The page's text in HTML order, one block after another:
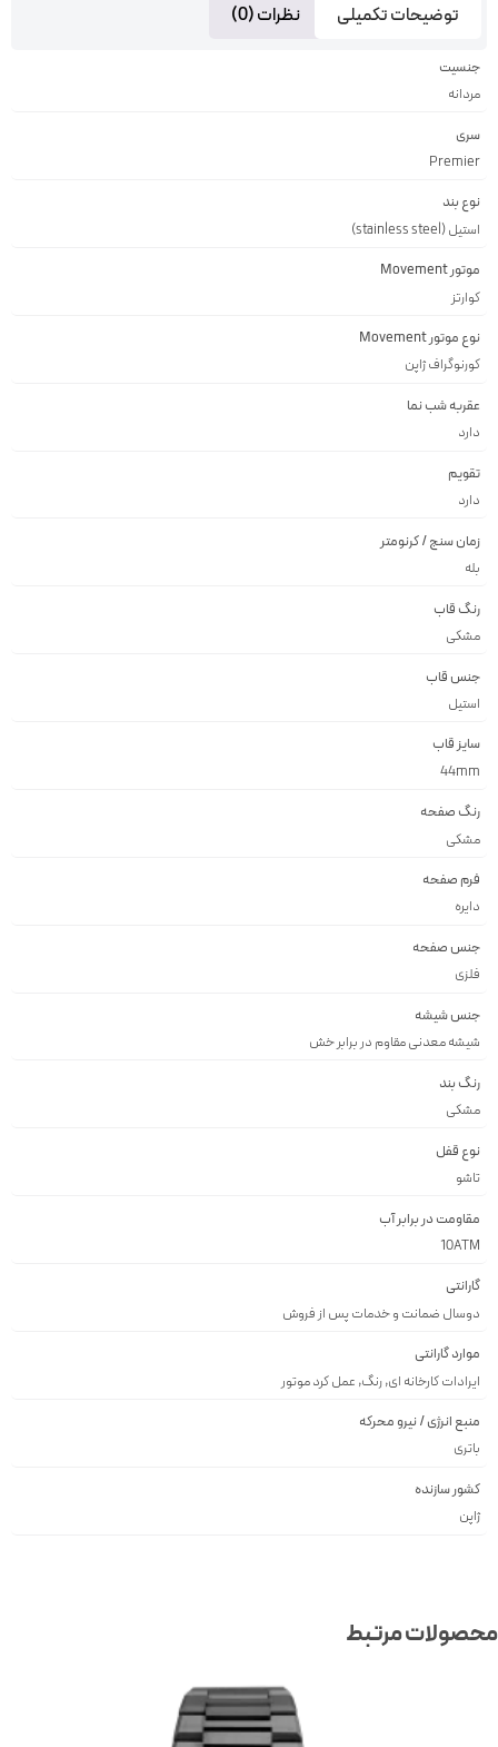
توضیحات تکمیلی نظرات (0)
جنسیت
مردانه
سری
Premier
نوع بند
استیل (stainless steel)
موتور Movement
کوارتز
نوع موتور Movement
کورنوگراف ژاپن
عقربه شب نما
دارد
تقویم
دارد
زمان سنج / کرنومتر
رنگ قاب
مشكى
جنس قاب
استيل
سایز قاب
44mm
رنگ صفحه
مشكى
فرم صفحه
دايره
جنس صفحه
فلزى
جنس شیشه
شيشه معدنى مقاوم در برابر خش
رنگ بند
مشكى
نوع قفل
تاشو
مقاومت در برابر آب
10ATM
گارانتی
دوسال ضمانت و خدمات پس از فروش
موارد گارانتی
ایرادات کارخانه ای, رنگ, عمل کرد موتور
منبع انرژی / نیرو محرکه
باتری
کشور سازنده
ژاپن
مرتبط